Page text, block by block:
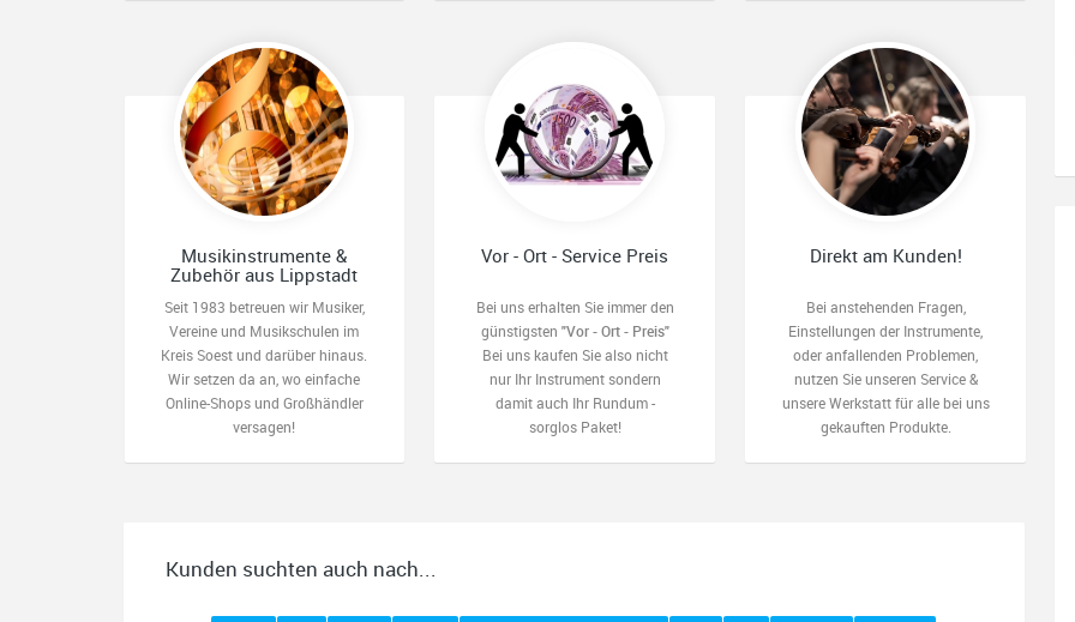
Musikinstrumente &
Zubehör aus Lippstadt
Seit 1983 betreuen wir Musiker,
Vereine und Musikschulen im
Kreis Soest und darüber hinaus.
Wir setzen da an, wo einfache
Online-Shops und Großhändler
versagen!
Vor - Ort - Service Preis
Bei uns erhalten Sie immer den
günstigsten "Vor - Ort - Preis"
Bei uns kaufen Sie also nicht
nur Ihr Instrument sondern
damit auch Ihr Rundum -
sorglos Paket!
Direkt am Kunden!
Bei anstehenden Fragen,
Einstellungen der Instrumente,
oder anfallenden Problemen,
nutzen Sie unseren Service &
unsere Werkstatt für alle bei uns
gekauften Produkte.
Kunden suchten auch nach...